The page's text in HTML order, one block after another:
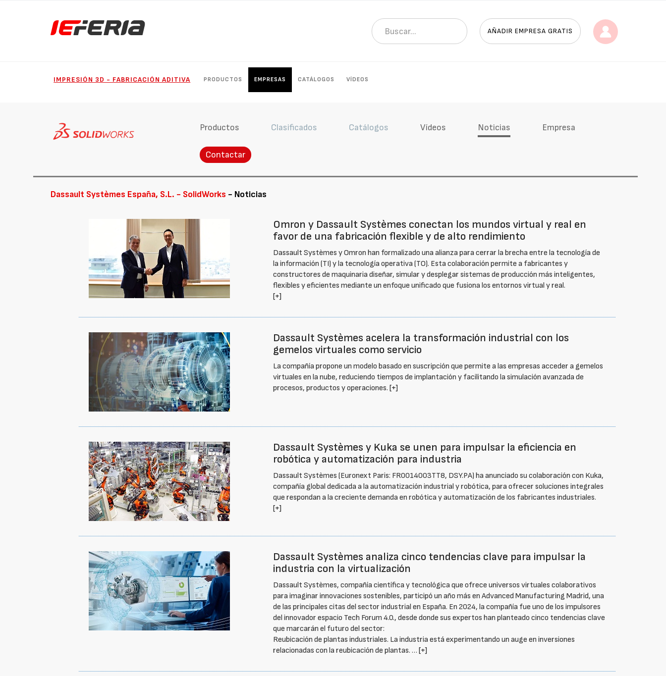
AÑADIR EMPRESA GRATIS
IMPRESIÓN 3D - FABRICACIÓN ADITIVA PRODUCTOS EMPRESAS CATÁLOGOS VÍDEOS
Productos Clasificados Catálogos Vídeos Noticias Empresa
Contactar
Dassault Systèmes España, S.L. - SolidWorks - Noticias
Omron y Dassault Systèmes conectan los mundos virtual y real en
favor de una fabricación flexible y de alto rendimiento
Dassault Systèmes y Omron han formalizado una alianza para cerrar la brecha entre la tecnología de
la información (TI) y la tecnología operativa (TO). Esta colaboración permite a fabricantes y
constructores de maquinaria diseñar, simular y desplegar sistemas de producción más inteligentes,
flexibles y eficientes mediante un enfoque unificado que fusiona los entornos virtual y real.
[+]
Dassault Systèmes acelera la transformación industrial con los
gemelos virtuales como servicio
La compañía propone un modelo basado en suscripción que permite a las empresas acceder a gemelos
virtuales en la nube, reduciendo tiempos de implantación y facilitando la simulación avanzada de
procesos, productos y operaciones.[+]
Dassault Systèmes y Kuka se unen para impulsar la eficiencia en
robótica y automatización para industria
Dassault Systèmes (Euronext Paris: FR0014003TT8, DSY.PA) ha anunciado su colaboración con Kuka,
compañía global dedicada a la automatización industrial y robótica, para ofrecer soluciones integrales
que respondan a la creciente demanda en robótica y automatización de los fabricantes industriales.
[+]
Dassault Systèmes analiza cinco tendencias clave para impulsar la
industria con la virtualización
Dassault Systèmes, compañía científica y tecnológica que ofrece universos virtuales colaborativos
para imaginar innovaciones sostenibles, participó un año más en Advanced Manufacturing Madrid, una
de las principales citas del sector industrial en España. En 2024, la compañía fue uno de los impulsores
del innovador espacio Tech Forum 4.0., desde donde sus expertos han planteado cinco tendencias clave
que marcarán el futuro del sector:
Reubicación de plantas industriales. La industria está experimentando un auge en inversiones
relacionadas con la reubicación de plantas. …[+]